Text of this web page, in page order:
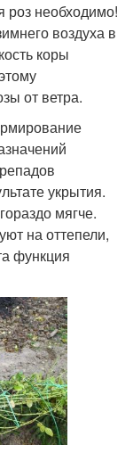
роз необходимо!
воздуха в
коры
от ветра.
укрытия.
мягче.
на оттепели,
функция